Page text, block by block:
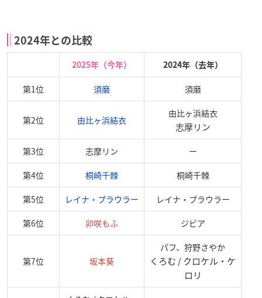
2024年との比較
2025年（今年） 2024年（去年）
第1位 須磨 須磨
第2位 由比ヶ浜結衣
由比ヶ浜結衣
志摩リン
第3位 志摩リン ー
第4位 桐崎千棘 桐崎千棘
第5位 レイナ・プラウラー レイナ・プラウラー
第6位 卯咲もふ ジビア
第7位 坂本葵
パフ、狩野さやか
くろむ / クロケル・ケ
ロリ